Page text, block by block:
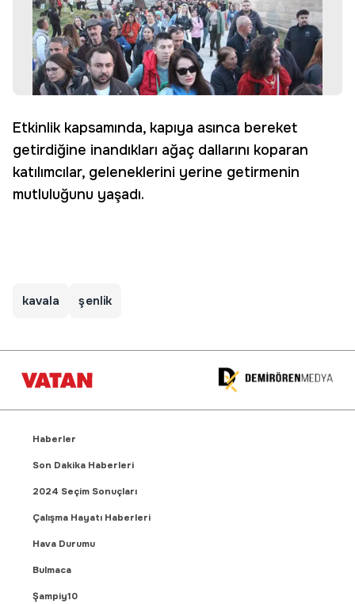
Etkinlik kapsamında, kapıya asınca bereket
getirdiğine inandıkları ağaç dallarını koparan
katılımcılar, geleneklerini yerine getirmenin
mutluluğunu yaşadı.
kavala şenlik
Haberler
Son Dakika Haberleri
2024 Seçim Sonuçları
Çalışma Hayatı Haberleri
Hava Durumu
Bulmaca
Şampiy10